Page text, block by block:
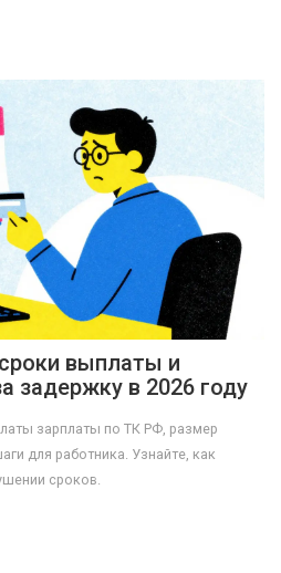
выплаты и
задержку в 2026 году
зарплаты по ТК РФ, размер
для работника. Узнайте, как
сроков.